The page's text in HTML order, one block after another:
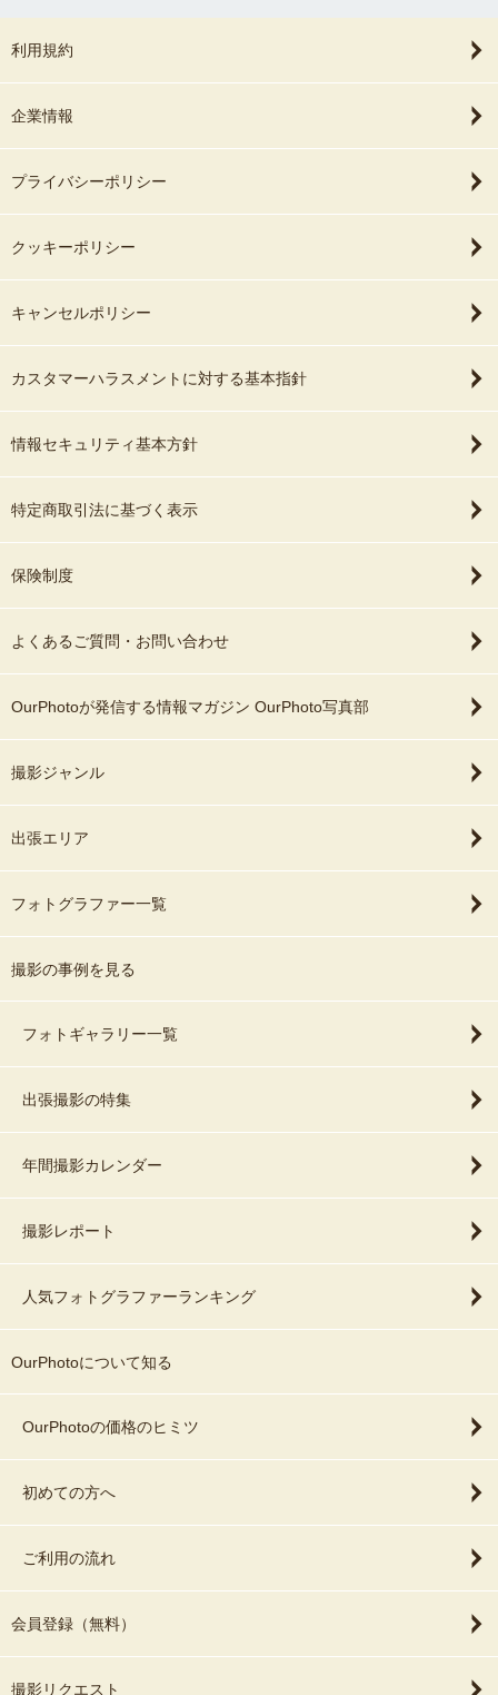
利用規約
企業情報
プライバシーポリシー
クッキーポリシー
キャンセルポリシー
カスタマーハラスメントに対する基本指針
情報セキュリティ基本方針
特定商取引法に基づく表示
保険制度
よくあるご質問・お問い合わせ
OurPhotoが発信する情報マガジン OurPhoto写真部
撮影ジャンル
出張エリア
フォトグラファー一覧
撮影の事例を見る
フォトギャラリー一覧
出張撮影の特集
年間撮影カレンダー
撮影レポート
人気フォトグラファーランキング
OurPhotoについて知る
OurPhotoの価格のヒミツ
初めての方へ
ご利用の流れ
会員登録（無料）
撮影リクエスト